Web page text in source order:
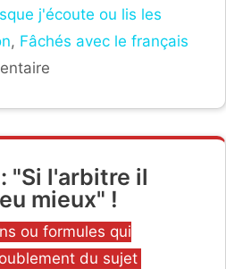
j'écoute ou lis les
, Fâchés avec le français
"Si l'arbitre il
mieux" !
ou formules qui
du sujet